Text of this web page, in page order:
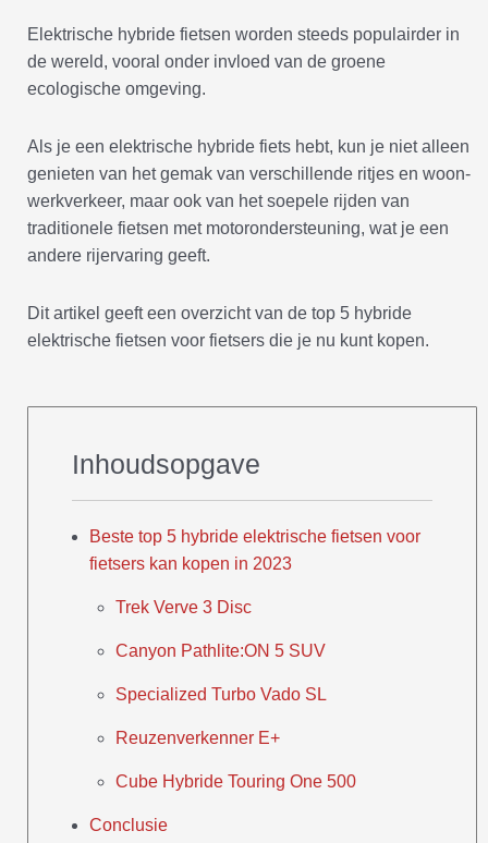
Elektrische hybride fietsen worden steeds populairder in
de wereld, vooral onder invloed van de groene
ecologische omgeving.
Als je een elektrische hybride fiets hebt, kun je niet alleen
genieten van het gemak van verschillende ritjes en woon-
werkverkeer, maar ook van het soepele rijden van
traditionele fietsen met motorondersteuning, wat je een
andere rijervaring geeft.
Dit artikel geeft een overzicht van de top 5 hybride
elektrische fietsen voor fietsers die je nu kunt kopen.
Inhoudsopgave
Beste top 5 hybride elektrische fietsen voor
fietsers kan kopen in 2023
Trek Verve 3 Disc
Canyon Pathlite:ON 5 SUV
Specialized Turbo Vado SL
Reuzenverkenner E+
Cube Hybride Touring One 500
Conclusie